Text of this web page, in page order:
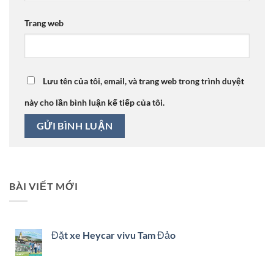
Trang web
Lưu tên của tôi, email, và trang web trong trình duyệt
này cho lần bình luận kế tiếp của tôi.
BÀI VIẾT MỚI
Đặt xe Heycar vivu Tam Đảo